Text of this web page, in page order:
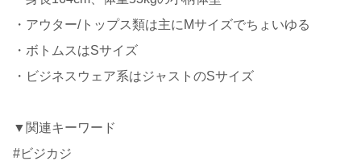
・アウター/トップス類は主にMサイズでちょいゆる
・ボトムスはSサイズ
・ビジネスウェア系はジャストのSサイズ
▼関連キーワード
#ビジカジ